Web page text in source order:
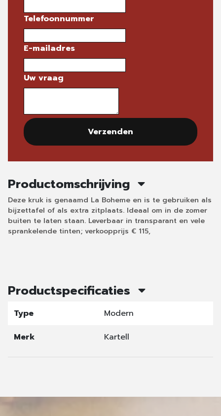
Telefoonnummer
E-mailadres
Uw vraag
Verzenden
Productomschrijving
Deze kruk is genaamd La Boheme en is te gebruiken als
bijzettafel of als extra zitplaats. Ideaal om in de zomer
buiten te laten staan. Leverbaar in transparant en vele
sprankelende tinten; verkoopprijs € 115,
Productspecificaties
Type
Modern
Merk
Kartell